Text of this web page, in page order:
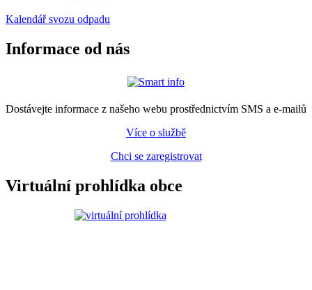
Kalendář svozu odpadu
Informace od nás
Dostávejte informace z našeho webu prostřednictvím SMS a e-mailů
Více o službě
Chci se zaregistrovat
Virtuální prohlídka obce